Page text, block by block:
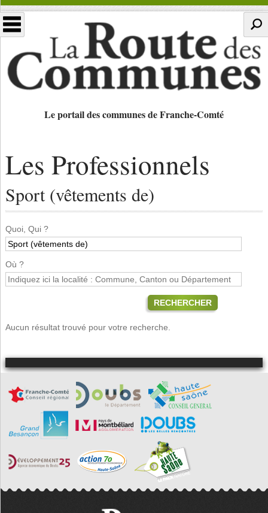
Le portail des communes de Franche-Comté
Les Professionnels
Sport (vêtements de)
Quoi, Qui ?
Où ?
RECHERCHER
Aucun résultat trouvé pour votre recherche.